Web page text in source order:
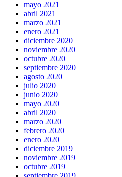
mayo 2021
abril 2021
marzo 2021
enero 2021
diciembre 2020
noviembre 2020
octubre 2020
septiembre 2020
agosto 2020
julio 2020
junio 2020
mayo 2020
abril 2020
marzo 2020
febrero 2020
enero 2020
diciembre 2019
noviembre 2019
octubre 2019